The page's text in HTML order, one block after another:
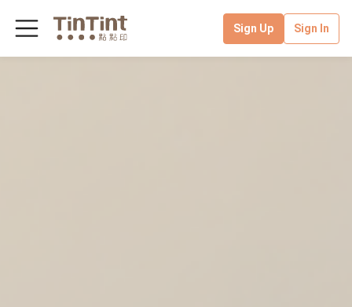
Sign Up Sign In